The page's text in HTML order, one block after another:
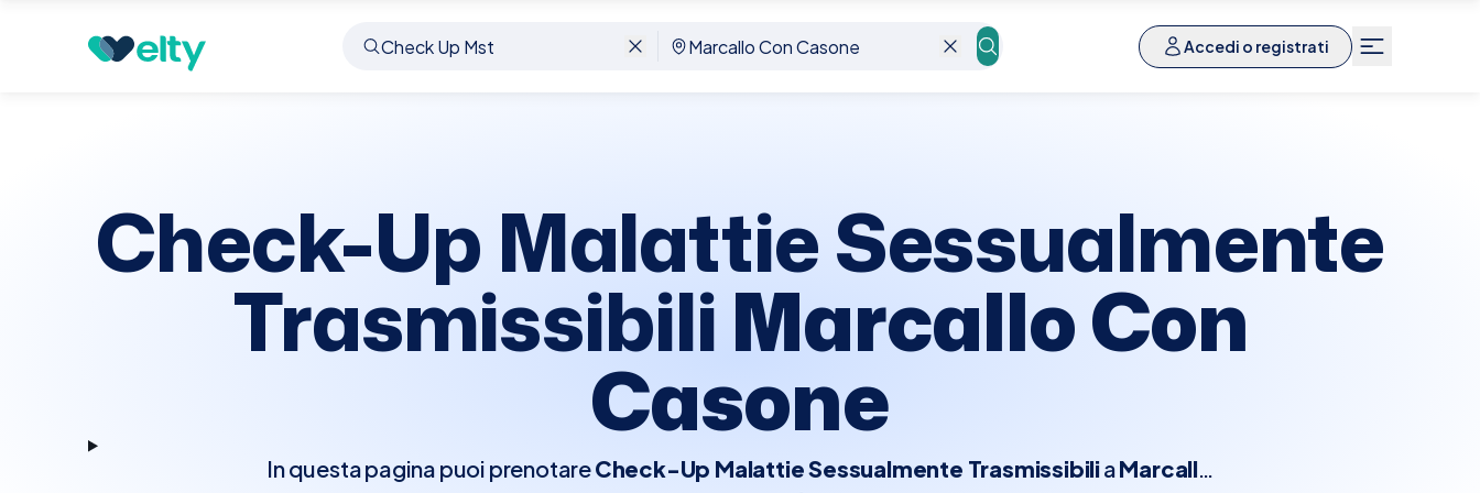
Accedi o registrati
Prenota visita Marcallo Con Casone
Check-Up Malattie Sessualmente
TrasmissibiliMarcallo Con
Casone
In questa pagina puoi prenotareCheck-Up Malattie Sessualmente Trasmissibili aMarcallo